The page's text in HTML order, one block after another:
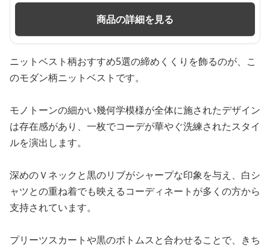
商品の詳細を見る
ニットベスト柄おすすめ5選の締めくくりを飾るのが、こ
のモダン柄ニットベストです。
モノトーンの細かい幾何学模様が全体に施されたデザイン
は存在感があり、一枚でコーデが華やぐ洗練されたスタイ
ルを演出します。
深めのＶネックと黒のリブがシャープな印象を与え、白シ
ャツとの重ね着でも映えるコーディネートが多くの方から
支持されています。
プリーツスカートや黒のボトムスと合わせることで、きち